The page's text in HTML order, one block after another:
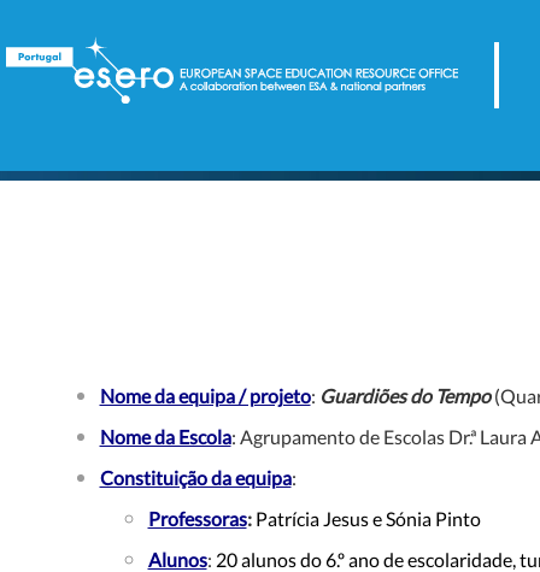
Nome da equipa / projeto: Guardiões do Tempo
Nome da Escola: Agrupamento de Escolas Dr.ª Laura
Constituição da equipa:
Professoras: Patrícia Jesus e Sónia Pinto
Alunos: 20 alunos do 6.º ano de escolaridade,